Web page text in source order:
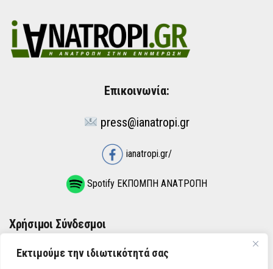
Εκτιμούμε την ιδιωτικότητά σας
Επικοινωνία:
press@ianatropi.gr
ianatropi.gr/
Spotify ΕΚΠΟΜΠΗ ΑΝΑΤΡΟΠΗ
Χρήσιμοι Σύνδεσμοι
ΌΡΟΙ ΧΡΉΣΗΣ